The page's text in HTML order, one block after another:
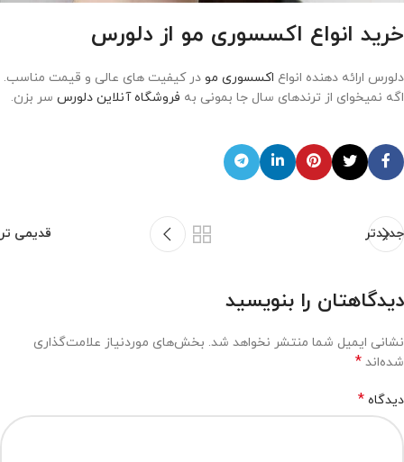
خرید انواع اکسسوری مو از دلورس
دلورس ارائه دهنده انواع اکسسوری مو در کیفیت های عالی و قیمت مناسب.
اگه نمیخوای از ترندهای سال جا بمونی به فروشگاه آنلاین دلورس سر بزن.
جدیدتر قدیمی تر
دیدگاهتان را بنویسید
نشانی ایمیل شما منتشر نخواهد شد. بخش‌های موردنیاز علامت‌گذاری
شده‌اند *
دیدگاه *